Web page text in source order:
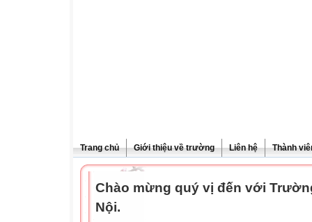
Trang chủ Giới thiệu về trường Liên hệ Thành
Chào mừng quý vị đến với
Nội.